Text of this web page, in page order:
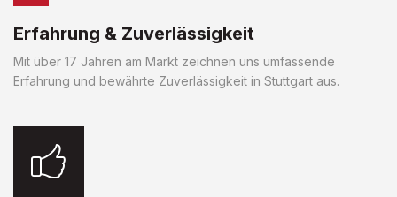
Erfahrung & Zuverlässigkeit
Mit über 17 Jahren am Markt zeichnen uns umfassende
Erfahrung und bewährte Zuverlässigkeit in Stuttgart aus.